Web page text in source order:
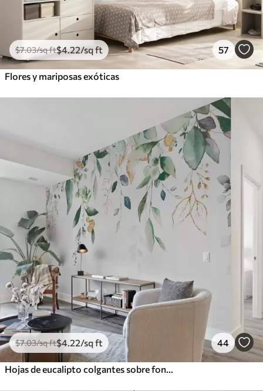
$7.03/sq ft$4.22/sq ft 57
Flores y mariposas exóticas
$7.03/sq ft$4 .22/sq ft 44